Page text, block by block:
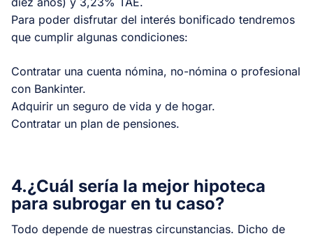
Para poder disfrutar del interés bonificado tendremos
que cumplir algunas condiciones:
Contratar una cuenta nómina, no-nómina o profesional
con Bankinter.
Adquirir un seguro de vida y de hogar.
Contratar un plan de pensiones.
4.¿Cuál sería la mejor hipoteca
para subrogar en tu caso?
Todo depende de nuestras circunstancias. Dicho de